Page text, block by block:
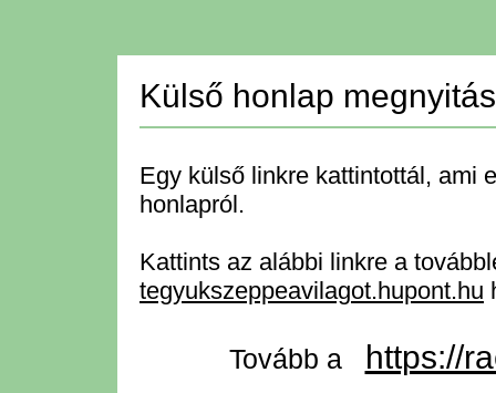
Külső honlap
Egy külső linkre kattintottál, ami
honlapról.
Kattints az alábbi linkre a
tegyukszeppeavilagot.hupont.hu
Tovább a https://